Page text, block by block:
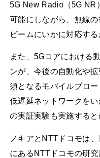
5G New Radio（5G NR
可能にしながら、無線
ビームにいかに対応する
また、5Gコアにおける
ンが、今後の自動化や
須となるモバイルブロ
低遅延ネットワークを
の実証実験も実施すると
ノキアとNTTドコモは
にあるNTTドコモの研